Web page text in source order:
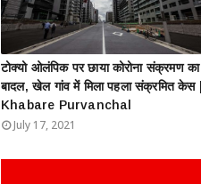
टोक्यो ओलंपिक पर छाया कोरोना संक्रमण का
बादल, खेल गांव में मिला पहला संक्रमित केस |
Khabare Purvanchal
July 17, 2021